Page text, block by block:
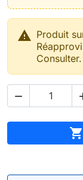
 Produit
Consulter.

